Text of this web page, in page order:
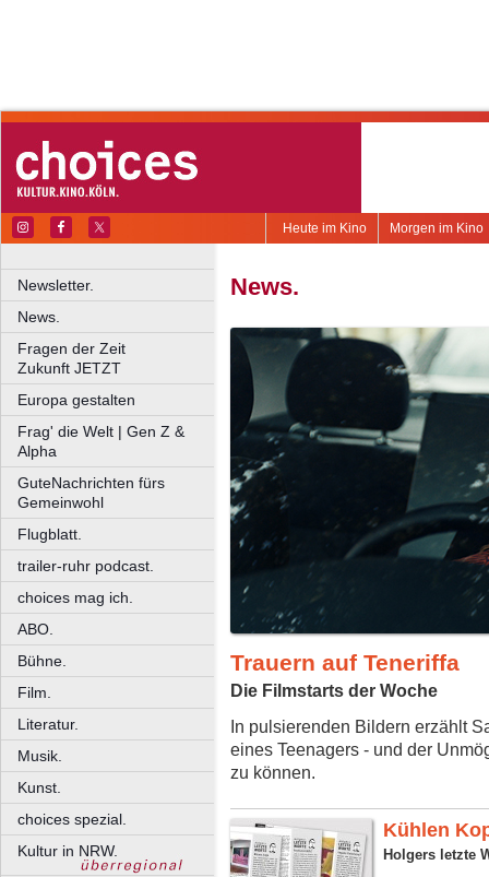
Morgen im Kino
Heute im Kino
Newsletter.
News.
Fragen der Zeit
Zukunft JETZT
Europa gestalten
Frag' die Welt | Gen Z &
Alpha
GuteNachrichten fürs
Gemeinwohl
Flugblatt.
trailer-ruhr podcast.
choices mag ich.
ABO.
Bühne.
Film.
Literatur.
Musik.
Kunst.
choices spezial.
Kultur in NRW.
News.
Trauern auf Teneriffa
Die Filmstarts der Woche
In pulsierenden Bildern erzählt
eines Teenagers - und der
zu können.
Kühlen
Holgers letzte